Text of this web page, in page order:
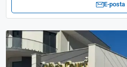
E-posta